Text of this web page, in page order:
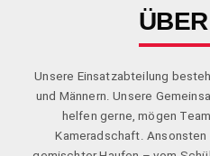
Unsere Einsatzabteilung
und Männern. Unsere
helfen gerne, mögen
Kameradschaft.